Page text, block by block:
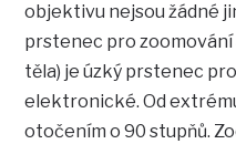
objektivu nejsou žádné
prstenec pro zoomování
těla) je úzký prstenec
elektronické. Od
otočením o 90 stupňů.